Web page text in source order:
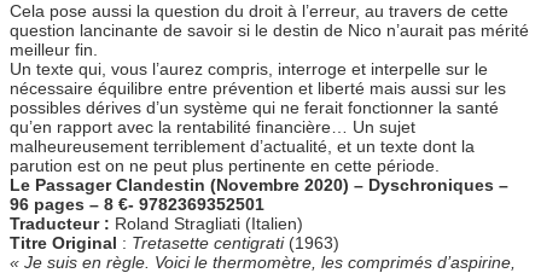
Cela pose aussi la question du droit à l’erreur, au travers de cette
question lancinante de savoir si le destin de Nico n’aurait pas mérité
meilleur fin.
Un texte qui, vous l’aurez compris, interroge et interpelle sur le
nécessaire équilibre entre prévention et liberté mais aussi sur les
possibles dérives d’un système qui ne ferait fonctionner la santé
qu’en rapport avec la rentabilité financière… Un sujet
malheureusement terriblement d’actualité, et un texte dont la
parution est on ne peut plus pertinente en cette période.
Le Passager Clandestin (Novembre 2020) – Dyschroniques –
96 pages – 8 €- 9782369352501
Traducteur : Roland Stragliati (Italien)
Titre Original : Tretasette centigrati(1963)
« Je suis en règle. Voici le thermomètre, les comprimés d’aspirine,